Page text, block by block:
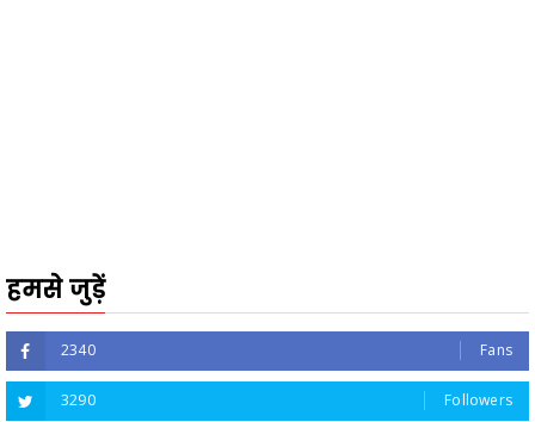
हमसे जुड़ें
2340 Fans
3290 Followers